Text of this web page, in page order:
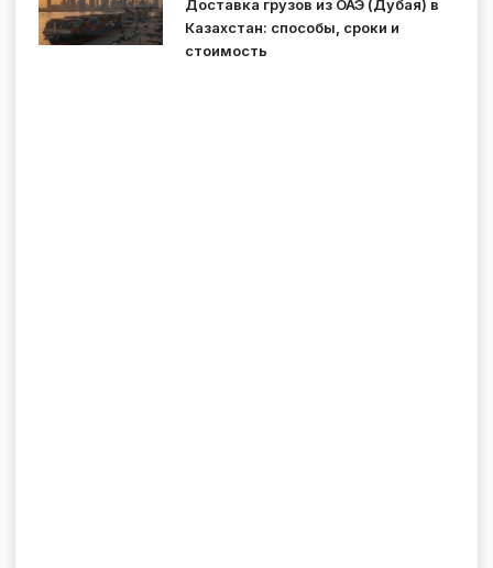
Доставка грузов из ОАЭ (Дубая) в
Казахстан: способы, сроки и
стоимость